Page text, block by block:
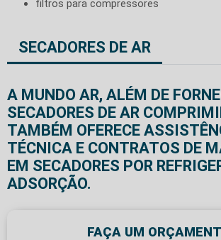
filtros para compressores
SECADORES DE AR
A MUNDO AR, ALÉM DE
SECADORES DE AR
TAMBÉM OFERECE
TÉCNICA E CONTRATOS DE
EM SECADORES POR
ADSORÇÃO.
FAÇA UM